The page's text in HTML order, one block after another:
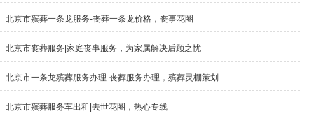
北京市殡葬一条龙服务-丧葬一条龙价格，丧事花圈
北京市丧葬服务|家庭丧事服务，为家属解决后顾之忧
北京市一条龙殡葬服务办理-丧葬服务办理，殡葬灵棚策划
北京市殡葬服务车出租|去世花圈，热心专线